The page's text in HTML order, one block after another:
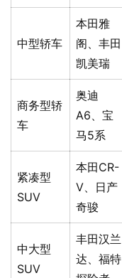
中型轿车
本田雅
阁、丰田
凯美瑞
商务型轿
车
奥迪
A6、宝
马5系
紧凑型
SUV
本田CR-
V、日产
奇骏
中大型
SUV
丰田汉兰
达、福特